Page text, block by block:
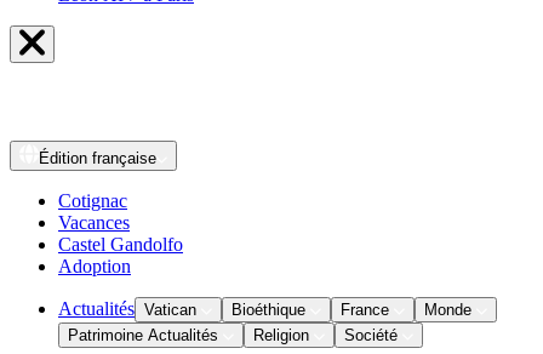
Édition française
Cotignac
Vacances
Castel Gandolfo
Adoption
Actualités Vatican Bioéthique France
Monde
Patrimoine Actualités
Religion Société